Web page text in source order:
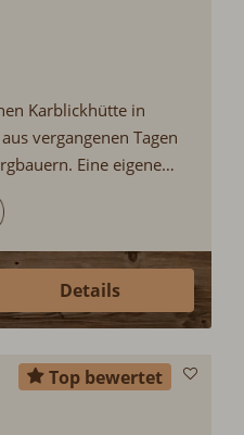
Karblickhütte in
vergangenen Tagen
Eine eigene
beim urigen
Details
Top bewertet